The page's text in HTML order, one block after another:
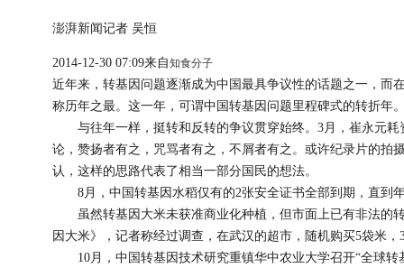
澎湃新闻记者 吴恒
2014-12-30 07:09来自知食分子
近年来，转基因问题逐渐成为中国最具争议性的话题之一，而
称历年之最。这一年，可谓中国转基因问题里程碑式的转折年
与往年一样，挺转和反转的争议贯穿始终。3月，崔永元耗
论，赞扬者有之，咒骂者有之，不屑者有之。或许纪录片的拍
认，这样的思路代表了相当一部分国民的想法。
8月，中国转基因水稻仅有的2张安全证书全部到期，直到
虽然转基因大米未获准商业化种植，但市面上已有非法的
因大米》，记者称经过调查，在武汉的超市，随机购买5袋米
10月，中国转基因技术研究重镇华中农业大学召开“全球转